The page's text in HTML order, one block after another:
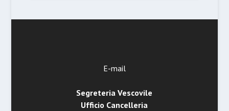
E-mail
Segreteria Vescovile
Ufficio Cancelleria